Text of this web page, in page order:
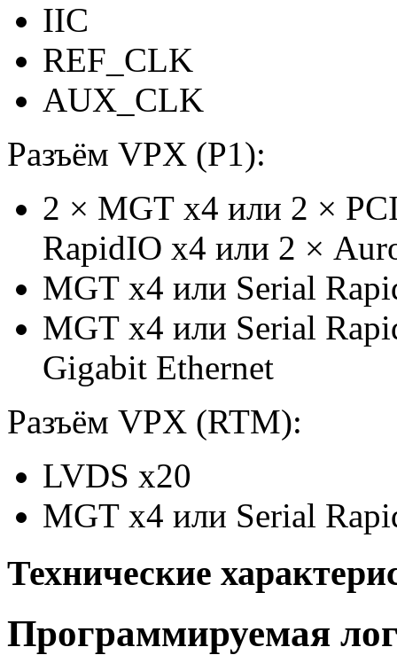
IIC
REF_CLK
AUX_CLK
Разъём VPX (P1):
2 × MGT x4 или 2 ×
RapidIO x4 или 2 ×
MGT x4 или Serial
MGT x4 или Serial
Gigabit Ethernet
Разъём VPX (RTM):
LVDS x20
MGT x4 или Serial
Технические
Программируемая